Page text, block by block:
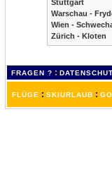
Stuttgart
Warschau -
Wien -
Zürich - Kloten
FRAGEN ? :
FLÜGE : SKIURLAUB :